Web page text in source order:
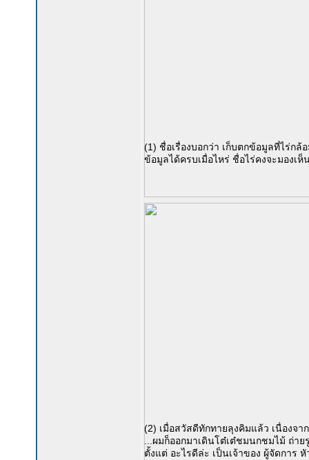
(1) ชื่อเรื่องบอกว่า เก็บตกข้อมูลที่ไร่ก
ข้อมูลได้ครบเมื่อไหร่ ชื่อไร่คงจะมองเห็
(2) เมื่อสวัสดีทักทายลุงคิมแล้ว เนื่องจา
...ผมก็ออกมาเดินโต๋เต๋ชมนกชมไม้ ถ่
ตั้งแต่ อะไรดีล่ะ เป็นเจ้าของ ผู้จัดการ